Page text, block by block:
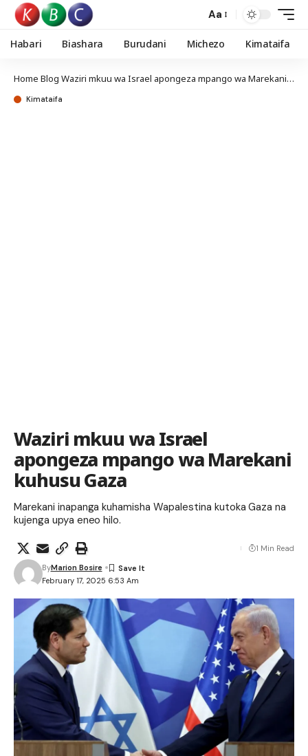
Aa
Habari Biashara Burudani Michezo Kimataifa
Home Blog Waziri mkuu wa Israel apongeza mpango wa Marekani kuhusu Gaza
Kimataifa
Waziri mkuu wa Israel
apongeza mpango wa Marekani
kuhusu Gaza
Marekani inapanga kuhamisha Wapalestina kutoka Gaza na
kujenga upya eneo hilo.
February 17, 2025 6:53 Am
ByMarion Bosire
1 Min Read